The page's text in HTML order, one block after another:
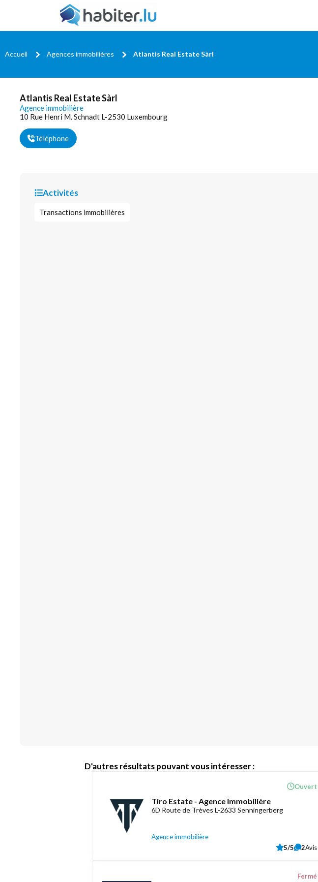
Accueil Agences immobilières Atlantis Real Estate Sàrl
Atlantis Real Estate Sàrl
Agence immobilière
10 Rue Henri M. Schnadt L-2530 Luxembourg
Téléphone
Activités
Transactions immobilières
D'autres résultats pouvant vous intéresser :
Tiro Estate - Agence Immobilière
6D Route de Trèves L-2633 Senningerberg
Agence immobilière
Ouvert
5/5 2Avis
Fermé